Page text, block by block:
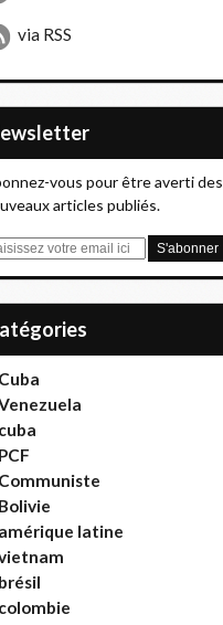
via RSS
Newsletter
vous pour être averti des
articles publiés.
Catégories
latine